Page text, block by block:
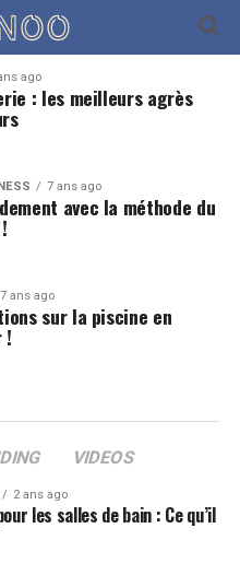
ago
: les meilleurs agrès
7 ans ago
avec la méthode du
7 ans ago
sur la piscine en
!
VIDEOS
2 ans ago
les salles de bain : Ce qu’il